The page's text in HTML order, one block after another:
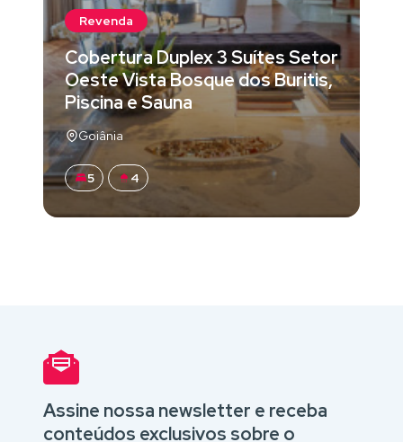
Revenda
Cobertura Duplex 3 Suítes Setor
Oeste Vista Bosque dos Buritis,
Piscina e Sauna
Goiânia
5 4
Assine nossa newsletter e receba
conteúdos exclusivos sobre o